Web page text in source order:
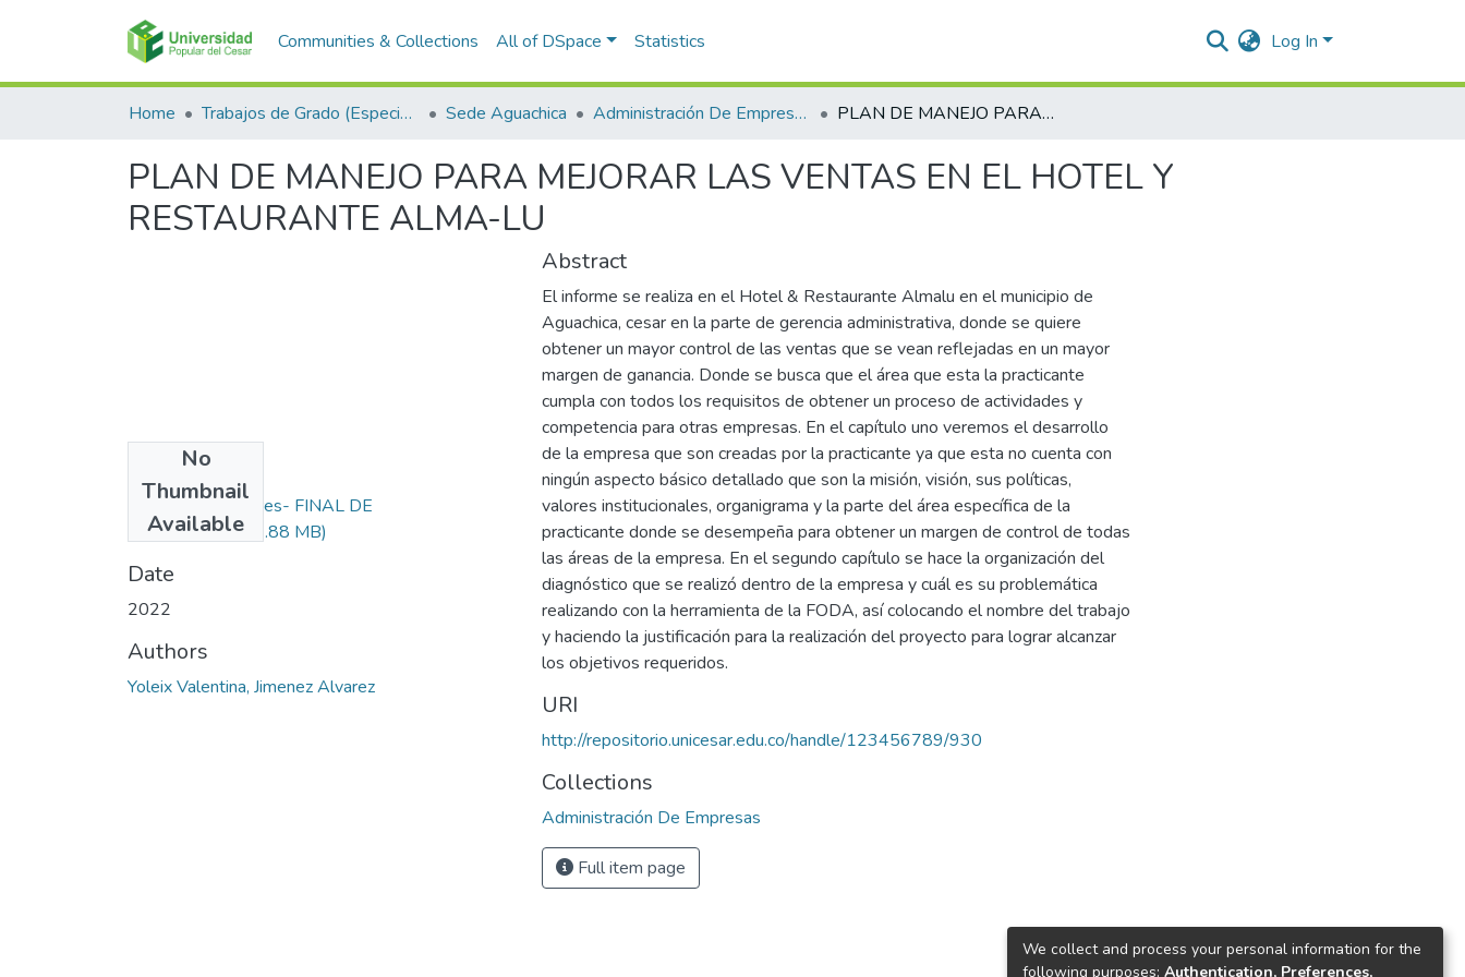
Communities & Collections All of DSpace Statistics Log In
Home Trabajos de Grado (Especializaciones y Pregrados) Sede Aguachica Administración De Empresas PLAN DE MANEJO PARA MEJORAR LAS VENTAS EN EL HOTEL Y RESTAURANTE ALMA-LU
PLAN DE MANEJO PARA MEJORAR LAS VENTAS EN EL HOTEL Y
RESTAURANTE ALMA-LU
No
Thumbnail
Available
practicas curriculares- FINAL DE
ENTREGA.docx
(3.88 MB)
Date
2022
Authors
Yoleix Valentina, Jimenez Alvarez
Abstract
El informe se realiza en el Hotel & Restaurante Almalu en el municipio de
Aguachica, cesar en la parte de gerencia administrativa, donde se quiere
obtener un mayor control de las ventas que se vean reflejadas en un mayor
margen de ganancia. Donde se busca que el área que esta la practicante
cumpla con todos los requisitos de obtener un proceso de actividades y
competencia para otras empresas. En el capítulo uno veremos el desarrollo
de la empresa que son creadas por la practicante ya que esta no cuenta con
ningún aspecto básico detallado que son la misión, visión, sus políticas,
valores institucionales, organigrama y la parte del área específica de la
practicante donde se desempeña para obtener un margen de control de todas
las áreas de la empresa. En el segundo capítulo se hace la organización del
diagnóstico que se realizó dentro de la empresa y cuál es su problemática
realizando con la herramienta de la FODA, así colocando el nombre del trabajo
y haciendo la justificación para la realización del proyecto para lograr alcanzar
los objetivos requeridos.
URI
http://repositorio.unicesar.edu.co/handle/123456789/930
Collections
Administración De Empresas
Full item page
We collect and process your personal information for the
following purposes: Authentication, Preferences,